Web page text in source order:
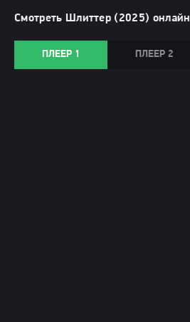
Смотреть Шлиттер (2025) онлайн
ПЛЕЕР 1 ПЛЕЕР 2